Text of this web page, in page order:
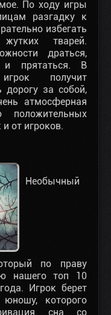
По ходу игры
разгадку к
избегать
тварей.
драться,
и прятаться. В
получит
дорогу за собой,
атмосферная
положительных
от игроков.
Необычный
по праву
нашего топ 10
Игрок берет
юношу, которого
сна со